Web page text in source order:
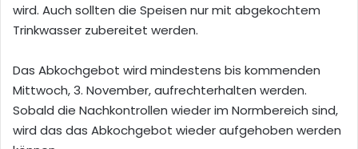
wird. Auch sollten die Speisen nur mit abgekochtem
Trinkwasser zubereitet werden.
Das Abkochgebot wird mindestens bis kommenden
Mittwoch, 3. November, aufrechterhalten werden.
Sobald die Nachkontrollen wieder im Normbereich sind,
wird das das Abkochgebot wieder aufgehoben werden